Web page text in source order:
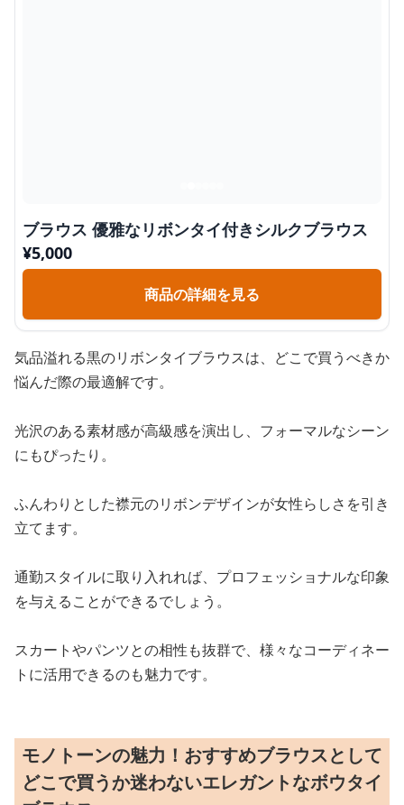
ブラウス 優雅なリボンタイ付きシルクブラウス
¥5,000
商品の詳細を見る
気品溢れる黒のリボンタイブラウスは、どこで買うべきか
悩んだ際の最適解です。
光沢のある素材感が高級感を演出し、フォーマルなシーン
にもぴったり。
ふんわりとした襟元のリボンデザインが女性らしさを引き
立てます。
通勤スタイルに取り入れれば、プロフェッショナルな印象
を与えることができるでしょう。
スカートやパンツとの相性も抜群で、様々なコーディネー
トに活用できるのも魅力です。
モノトーンの魅力！おすすめブラウスとして
どこで買うか迷わないエレガントなボウタイ